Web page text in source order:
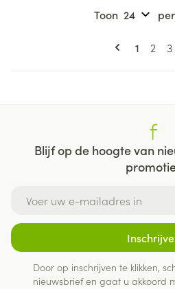
U lees
1 2 3
Toon
Blijf op de hoogte van
Door op inschrijven te klikken,
nieuwsbrief en gaat u akkoord